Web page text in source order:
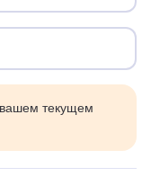
вашем текущем